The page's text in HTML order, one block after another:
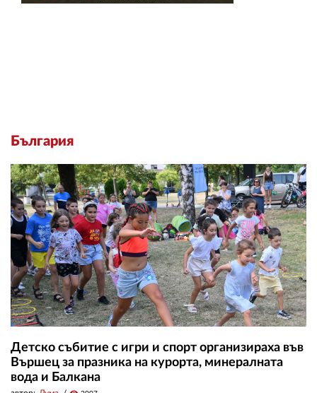
България
Детско събитие с игри и спорт организираха във
Вършец за празника на курорта, минералната
вода и Балкана